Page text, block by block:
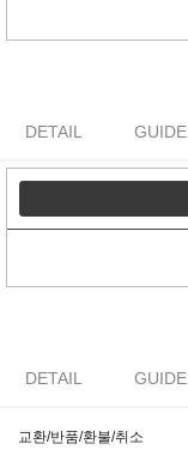
DETAIL GUIDE
DETAIL GUIDE
교환/반품/환불/취소